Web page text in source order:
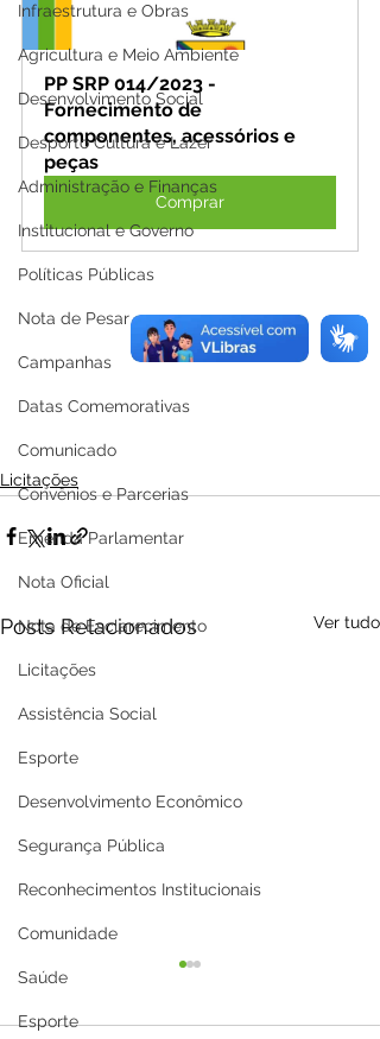
Infraestrutura e Obras
Agricultura e Meio Ambiente
Desenvolvimento Social
Desporto Cultura e Lazer
Administração e Finanças
Institucional e Governo
Políticas Públicas
Nota de Pesar
Campanhas
Datas Comemorativas
Comunicado
Convênios e Parcerias
Emenda Parlamentar
Nota Oficial
Nota de Esclarecimento
Licitações
Assistência Social
Esporte
Desenvolvimento Econômico
Segurança Pública
Reconhecimentos Institucionais
Comunidade
Saúde
Esporte
PP SRP 014/2023 -
Fornecimento de
componentes, acessórios e
peças
Comprar
Licitações
Posts Relacionados Ver tudo